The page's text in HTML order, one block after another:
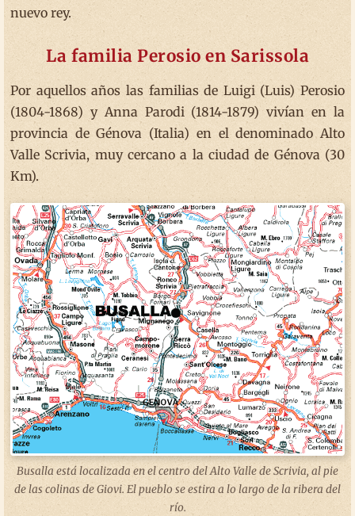
nuevo rey.
La familia Perosio en Sarissola
Por aquellos años las familias de Luigi (Luis) Perosio
(1804-1868) y Anna Parodi (1814-1879) vivían en la
provincia de Génova (Italia) en el denominado Alto
Valle Scrivia, muy cercano a la ciudad de Génova (30
Km).
Busalla está localizada en el centro del Alto Valle de Scrivia, al pie
de las colinas de Giovi. El pueblo se estira a lo largo de la ribera del
río.